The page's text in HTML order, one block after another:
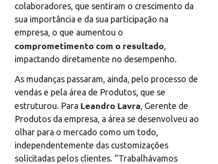
colaboradores, que sentiram o crescimento da
sua importância e da sua participação na
empresa, o que aumentou o
comprometimento com o resultado
impactando diretamente no desempenho.
As mudanças passaram, ainda, pelo processo de
vendas e pela área de Produtos, que se
estruturou. Para Leandro Lavra, Gerente de
Produtos da empresa, a área se desenvolveu ao
olhar para o mercado como um todo,
independentemente das customizações
solicitadas pelos clientes. “Trabalhávamos